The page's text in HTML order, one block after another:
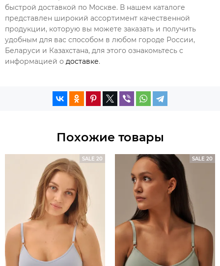
быстрой доставкой по Москве. В нашем каталоге
представлен широкий ассортимент качественной
продукции, которую вы можете заказать и получить
удобным для вас способом в любом городе России,
Беларуси и Казахстана, для этого ознакомьтесь с
информацией о доставке.
Похожие товары
SALE 20 SALE 20